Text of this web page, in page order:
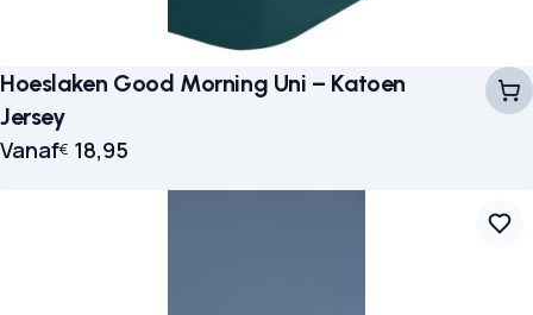
Hoeslaken Good Morning Uni – Katoen
Jersey
Vanaf€ 18,95